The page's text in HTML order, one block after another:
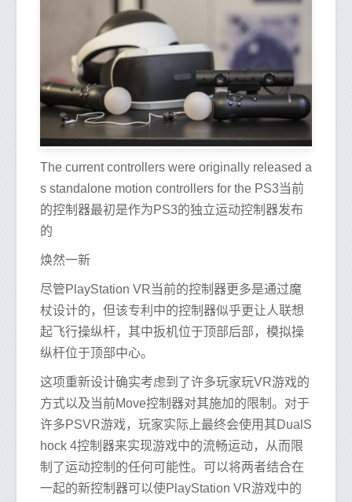
The current controllers were originally released a
s standalone motion controllers for the PS3当前
的控制器最初是作为PS3的独立运动控制器发布
的
焕然一新
尽管PlayStation VR当前的控制器更多是通过魔
杖设计的，但该专利中的控制器似乎更让人联想
起飞行操纵杆，其中扳机位于顶部后部，模拟操
纵杆位于顶部中心。
这项重新设计确实考虑到了许多玩家玩VR游戏的
方式以及当前Move控制器对其施加的限制。对于
许多PSVR游戏，玩家实际上最终会使用其DualS
hock 4控制器来实现游戏中的流畅运动，从而限
制了运动控制的任何可能性。可以将两者结合在
一起的新控制器可以使PlayStation VR游戏中的